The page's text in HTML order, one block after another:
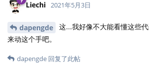
Liechi 2021年5月3日
dapengde
这...我好像不大能看懂这些
来动这个手吧。
dapengde 回复了此帖